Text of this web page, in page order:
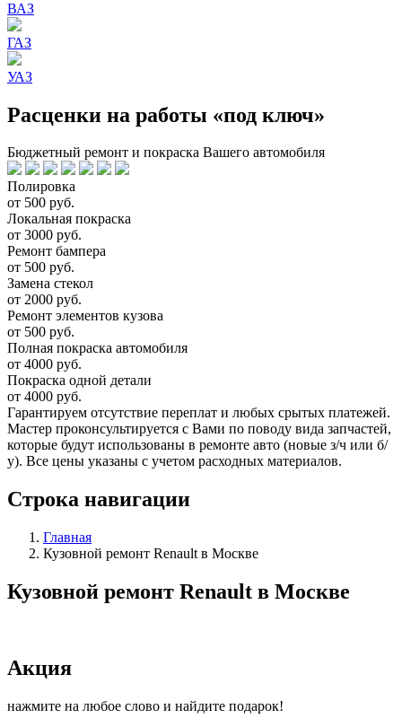
ВАЗ
ГАЗ
УАЗ
Расценки на работы «под ключ»
Бюджетный ремонт и покраска Вашего автомобиля
Полировка
от 500 руб.
Локальная покраска
от 3000 руб.
Ремонт бампера
от 500 руб.
Замена стекол
от 2000 руб.
Ремонт элементов кузова
от 500 руб.
Полная покраска автомобиля
от 4000 руб.
Покраска одной детали
от 4000 руб.
Гарантируем отсутствие переплат и любых срытых платежей.
Мастер проконсультируется с Вами по поводу вида запчастей,
которые будут использованы в ремонте авто (новые з/ч или б/
у). Все цены указаны с учетом расходных материалов.
Строка навигации
Главная
Кузовной ремонт Renault в Москве
Кузовной ремонт Renault в Москве
Акция
нажмите на любое слово и найдите подарок!